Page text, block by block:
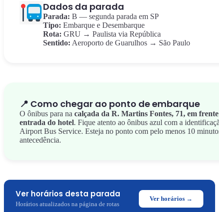
Dados da parada
Parada: B — segunda parada em SP
Tipo: Embarque e Desembarque
Rota: GRU → Paulista via República
Sentido: Aeroporto de Guarulhos → São Paulo
📍 Como chegar ao ponto de embarque
O ônibus para na calçada da R. Martins Fontes, 71, em
entrada do hotel. Fique atento ao ônibus azul com a
Airport Bus Service. Esteja no ponto com pelo menos 10
antecedência.
Ver horários desta parada
Horários atualizados na página de rotas
Ver horários →